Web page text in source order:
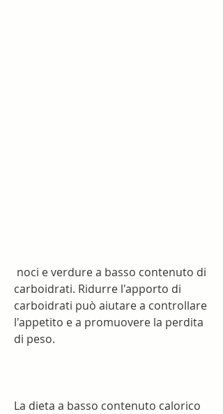
carboidrati. Ridurre l'apporto di
carboidrati può aiutare a controllare
l'appetito e a promuovere la perdita
di peso.
La dieta a basso contenuto calorico